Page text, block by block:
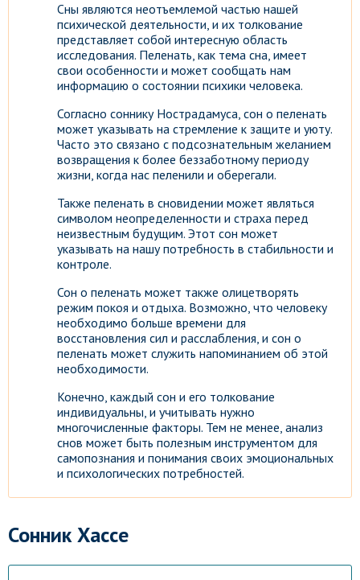
Сны являются неотъемлемой частью нашей
психической деятельности, и их толкование
представляет собой интересную область
исследования. Пеленать, как тема сна, имеет
свои особенности и может сообщать нам
информацию о состоянии психики человека.
Согласно соннику Нострадамуса, сон о пеленать
может указывать на стремление к защите и уюту.
Часто это связано с подсознательным желанием
возвращения к более беззаботному периоду
жизни, когда нас пеленили и оберегали.
Также пеленать в сновидении может являться
символом неопределенности и страха перед
неизвестным будущим. Этот сон может
указывать на нашу потребность в стабильности и
контроле.
Сон о пеленать может также олицетворять
режим покоя и отдыха. Возможно, что человеку
необходимо больше времени для
восстановления сил и расслабления, и сон о
пеленать может служить напоминанием об этой
необходимости.
Конечно, каждый сон и его толкование
индивидуальны, и учитывать нужно
многочисленные факторы. Тем не менее, анализ
снов может быть полезным инструментом для
самопознания и понимания своих эмоциональных
и психологических потребностей.
Сонник Хассе